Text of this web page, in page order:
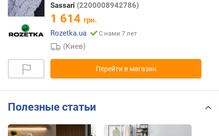
Sassari (2200008942786)
1 614 грн.
Rozetka.ua
С нами 7 лет
(Киев)
Перейти в магазин
Полезные статьи